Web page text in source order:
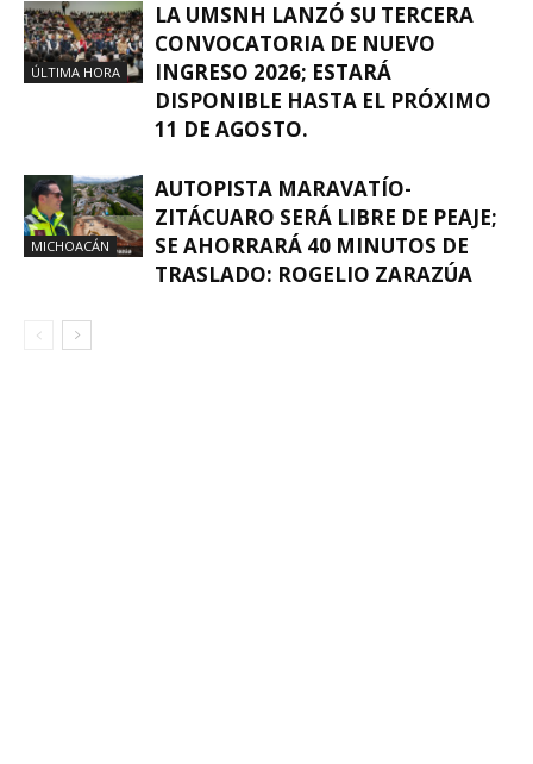
ÚLTIMA HORA
LA UMSNH LANZÓ SU TERCERA
CONVOCATORIA DE NUEVO
INGRESO 2026; ESTARÁ
DISPONIBLE HASTA EL PRÓXIMO
11 DE AGOSTO.
MICHOACÁN
AUTOPISTA MARAVATÍO-
ZITÁCUARO SERÁ LIBRE DE PEAJE;
SE AHORRARÁ 40 MINUTOS DE
TRASLADO: ROGELIO ZARAZÚA